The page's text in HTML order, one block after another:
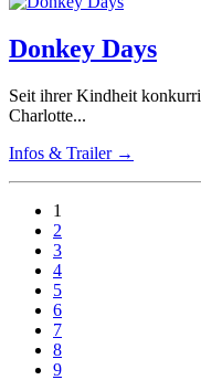
Donkey Days
Seit ihrer Kindheit
Charlotte...
Infos & Trailer →
1
2
3
4
5
6
7
8
9